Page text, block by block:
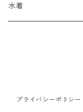
その他
帽子
ストール・マフラー
ロングブーツ
その他
リュック
その他
水着
プライバシーポリシー